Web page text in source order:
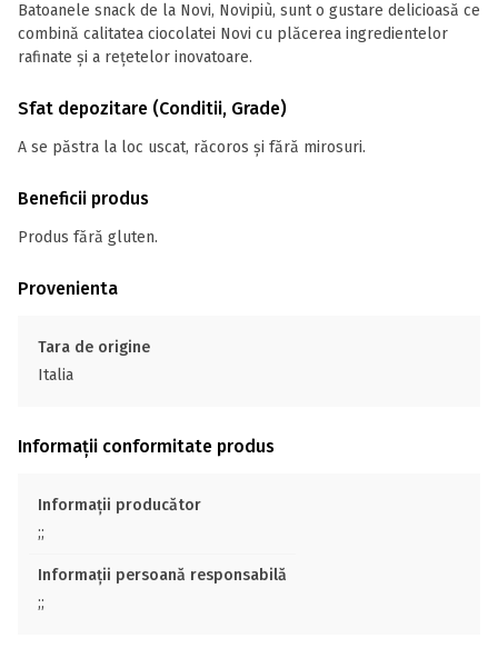
Batoanele snack de la Novi, Novipiù, sunt o gustare delicioasă ce
combină calitatea ciocolatei Novi cu plăcerea ingredientelor
rafinate și a rețetelor inovatoare.
Sfat depozitare (Conditii, Grade)
A se păstra la loc uscat, răcoros și fără mirosuri.
Beneficii produs
Produs fără gluten.
Provenienta
Tara de origine
Italia
Informații conformitate produs
Informații producător
;;
Informații persoană responsabilă
;;